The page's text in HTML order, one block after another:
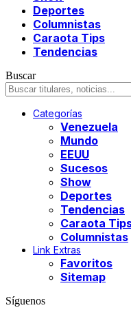
Deportes
Columnistas
Caraota Tips
Tendencias
Buscar
Categorías
Venezuela
Mundo
EEUU
Sucesos
Show
Deportes
Tendencias
Caraota
Columnistas
Link Extras
Favoritos
Sitemap
Síguenos